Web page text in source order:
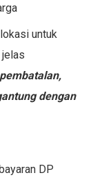
untuk
dengan
DP